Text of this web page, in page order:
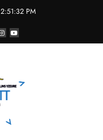
2:51:33 PM